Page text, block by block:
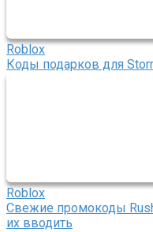
Roblox
Коды подарков для
Roblox
Свежие промокоды
их вводить